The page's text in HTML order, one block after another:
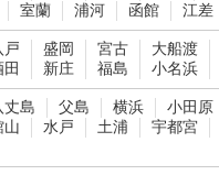
室蘭 浦河 函館 江差
戸 盛岡 宮古
大船渡
新庄 福島 小名浜
丈島 父島 横浜
小田原
山 水戸 土浦
宇都宮